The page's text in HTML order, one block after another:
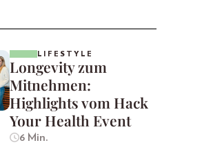
LIFESTYLE
Longevity zum
Mitnehmen:
Highlights vom Hack
Your Health Event
6 Min.